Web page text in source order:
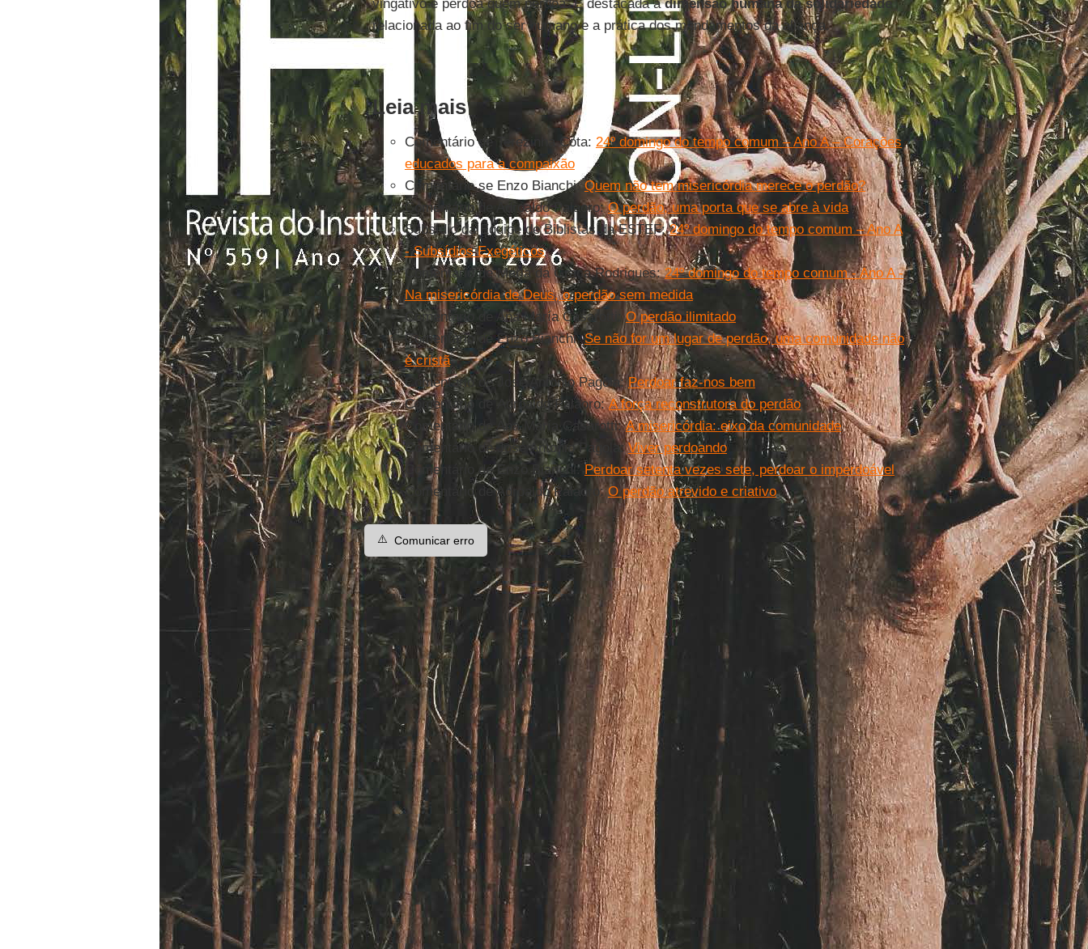
vingativo e perdoa quem perdoa. É destacada adimensão humana da solidariedade
relacionada ao fim do ser humano e a prática dos mandamentos da aliança.
Leia mais
Comentário de Terezinha Cota: 24º domingo do tempo comum – Ano A – Corações
educados para a compaixão
Comentário se Enzo Bianchi:Quem não tem misericórdia merece o perdão?
Comentário de Adroaldo Palaoro:O perdão, uma porta que se abre à vida
Subsídio da Equipe de Biblistas da ESTEF:24º domingo do tempo comum – Ano A
- Subsídios Exegéticos
Comentário de Maria da Graça Rodrigues:24º domingo do tempo comum - Ano A -
Na misericórdia de Deus, o perdão sem medida
Comentário de Ana María Casarotti:O perdão ilimitado
Comentário de Enzo Bianchi:Se não for um lugar de perdão, uma comunidade não
é cristã
Comentário de José Antonio Pagola:Perdoar faz-nos bem
Comentário de Adroaldo Palaoro:A força reconstrutora do perdão
Comentário de Ana María Casarotti:A misericórdia: eixo da comunidade
Comentário de José Antonio Pagola:Viver perdoando
Comentário de Enzo Bianchi: Perdoar setenta vezes sete, perdoar o imperdoável
Comentário de Adroaldo Palaoro:O perdão atrevido e criativo
⚠️ Comunicar erro